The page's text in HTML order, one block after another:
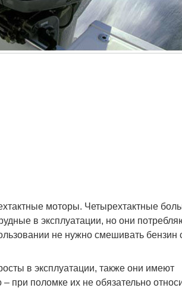
моторы. Четырехтактные
в эксплуатации, но они
не нужно смешивать бензин
в эксплуатации, также они имеют
при поломке их не обязательно